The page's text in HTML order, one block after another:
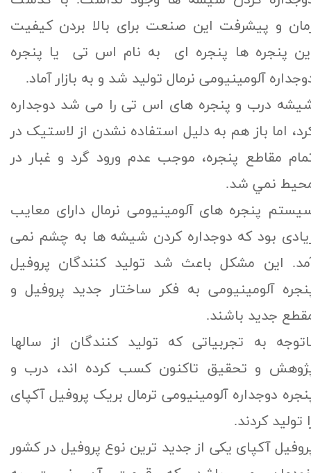
و پیشرفت این صنعت برای بالا بردن کیفیت
پنجره ها پنجره ای به نام اس تی یا پنجره
آلومینیومی نرمال تولید شد و به بازار آماد.
درب و پنجره های اس تی را می شد دوجداره
اما باز هم به دلیل استفاده نشدن از لاستیک در
مقاطع پنجره، موجب عدم ورود گرد و غبار در
نمي شد.
پنجره های آلومینیومی نرمال دارای معایب
بود که دوجداره کردن شیشه ها به چشم نمی
این مشكل باعث شد تولید کنندگان پروفیل
آلومینیومی به فکر ساختار جدید پروفیل و
جدید باشند.
به تجربیاتی که تولید کنندگان از سالها
و تحقیق تاکنون کسب کرده اند، درب و
دوجداره آلومینیومی ترمال بریک پروفیل آکپای
تولید کردند.
آکپای یکی از جدید ترین نوع پروفیل در کشور